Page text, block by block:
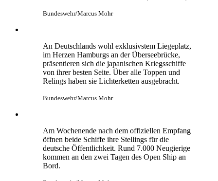
Zum Programm des Empfangs gehört auch eine
täglich übt das Team auch in See den
Bundeswehr/Nico Theska